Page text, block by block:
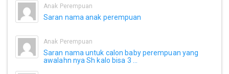
Anak Perempuan
Saran nama anak perempuan
Anak Perempuan
Saran nama untuk calon baby perempuan yang
awalahn nya Sh kalo bisa 3 ...